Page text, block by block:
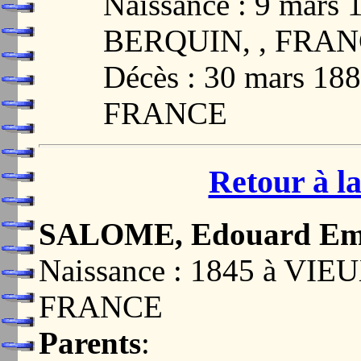
BERQUIN, ,
Décès : 30 mars
FRANCE
Retour à
SALOME, Edouard
Naissance : 1845 à
FRANCE
Parents: